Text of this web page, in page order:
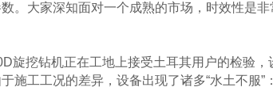
。大家深知面对一个成熟的市场，时效性是
旋挖钻机正在工地上接受土耳其用户的检验，
施工工况的差异，设备出现了诸多“水土不服”